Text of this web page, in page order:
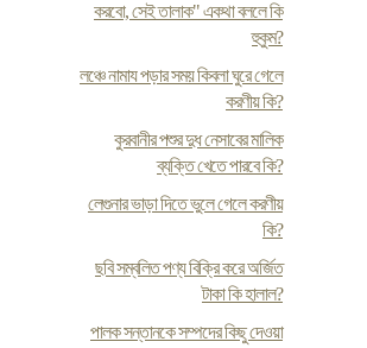
করবো, সেই তালাক" একথা বললে কি
হুকুম?
লঞ্চে নামায পড়ার সময় কিবলা ঘুরে গেলে
করণীয় কি?
কুরবানীর পশুর দুধ নেসাবের মালিক
ব্যক্তি খেতে পারবে কি?
লেগুনার ভাড়া দিতে ভুলে গেলে করণীয়
কি?
ছবি সম্বলিত পণ্য বিক্রি করে অর্জিত
টাকা কি হালাল?
পালক সন্তানকে সম্পদের কিছু দেওয়া